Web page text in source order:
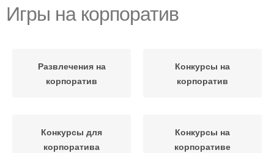
Игры на корпоратив
Развлечения на
корпоратив
Конкурсы на
корпоратив
Конкурсы для
корпоратива
Конкурсы на
корпоративе